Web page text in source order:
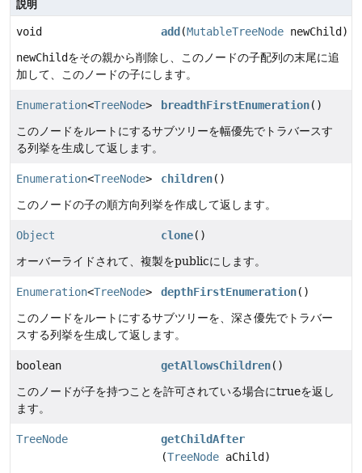
説明
void add (MutableTreeNode newChild)
newChildをその親から削除し、このノードの子配列の末尾に追
加して、このノードの子にします。
Enumeration<TreeNode> breadthFirstEnumeration()
このノードをルートにするサブツリーを幅優先でトラバースす
る列挙を生成して返します。
Enumeration<TreeNode> children()
このノードの子の順方向列挙を作成して返します。
Object clone()
オーバーライドされて、複製をpublicにします。
Enumeration<TreeNode> depthFirstEnumeration()
このノードをルートにするサブツリーを、深さ優先でトラバー
スする列挙を生成して返します。
boolean getAllowsChildren()
このノードが子を持つことを許可されている場合にtrueを返し
ます。
TreeNode
getChildAfter
(TreeNode aChild)